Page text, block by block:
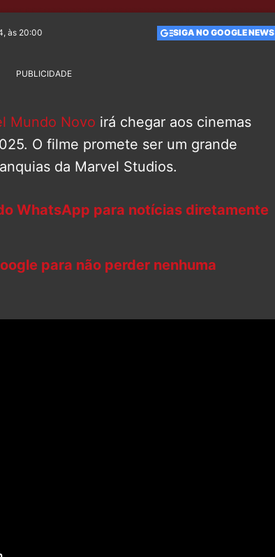
às 20:00 SIGA NO GOOGLE NEWS
PUBLICIDADE
Mundo Novo irá chegar aos cinemas
O filme promete ser um grande
da Marvel Studios.
WhatsApp para notícias diretamente
para não perder nenhuma